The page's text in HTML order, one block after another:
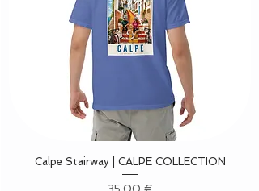
Calpe Stairway | CALPE COLLECTION
Precio